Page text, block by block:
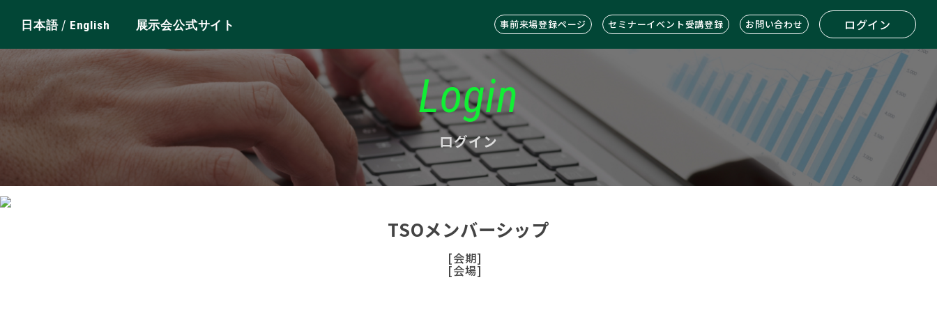
日本語/ English 展示会公式サイト 事前来場登録ページ セミナーイベント受講登録 お問い合わせ ログイン
Login
ログイン
TSOメンバーシップ
[会期]
[会場]